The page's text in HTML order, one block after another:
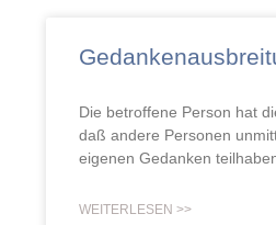
Die betroffene Person hat
daß andere Personen
eigenen Gedanken
WEITERLESEN >>